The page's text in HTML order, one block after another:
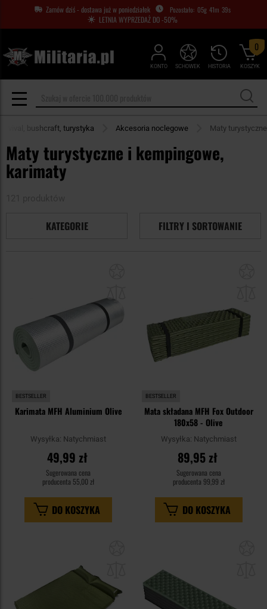
Zamów dziś - dostawa już w poniedziałek 05g 41m 38s
LETNIA WYPRZEDAŻ DO -50%
KONTO HISTORIA
SCHOWEK KOSZYK
0
bushcraft, turystyka Akcesoria noclegowe Maty turystyczne
Maty turystyczne i kempingowe,
karimaty
KATEGORIE FILTRY I SORTOWANIE
BESTSELLER
Karimata MFH Aluminium Olive
Wysyłka: Natychmiast
49,99 zł
Sugerowana cena
producenta 55,00 zł
DO KOSZYKA
BESTSELLER
Mata składana MFH Fox Outdoor
180x58 - Olive
Wysyłka: Natychmiast
89,95 zł
Sugerowana cena
producenta 99,99 zł
DO KOSZYKA
schowka